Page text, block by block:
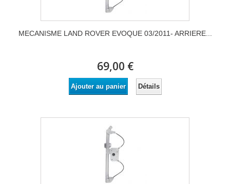
MECANISME LAND ROVER EVOQUE 03/2011- ARRIERE...
69,00 €
Ajouter au panier Détails